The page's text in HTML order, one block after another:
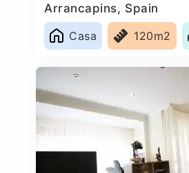
Arrancapins, Spain
Casa
120m2